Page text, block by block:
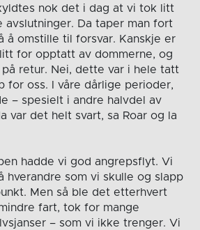
nok det i dag at vi tok litt
Da taper man fort
å omstille til forsvar. Kanskje er
for opptatt av dommerne, og
retur. Nei, dette var i hele tatt
for oss. I våre dårlige perioder,
– spesielt i andre halvdel av
var det helt svart, sa Roar og la
hadde vi god angrepsflyt. Vi
hverandre som vi skulle og slapp
Men så ble det etterhvert
fart, tok for mange
– som vi ikke trenger. Vi